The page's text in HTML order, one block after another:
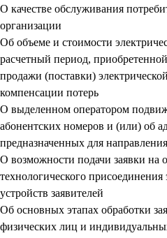
О качестве обслуживания
организации
Об объеме и стоимости
расчетный период,
продажи (поставки)
компенсации потерь
О выделенном оператором
абонентских номеров и (или) об
предназначенных для
О возможности подачи заявки на
технологического
устройств заявителей
Об основных этапах обработки
физических лиц и